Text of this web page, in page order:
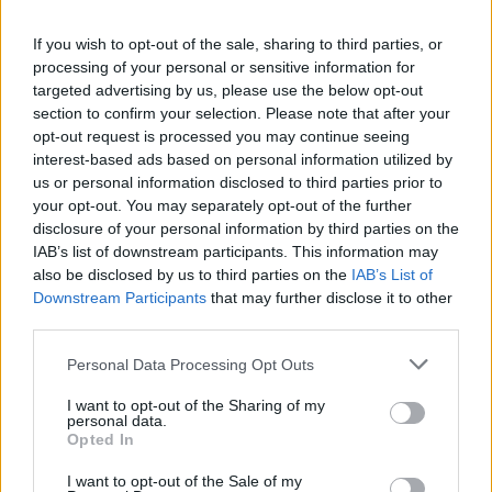
If you wish to opt-out of the sale, sharing to third parties, or
processing of your personal or sensitive information for
targeted advertising by us, please use the below opt-out
section to confirm your selection. Please note that after your
opt-out request is processed you may continue seeing
interest-based ads based on personal information utilized by
us or personal information disclosed to third parties prior to
your opt-out. You may separately opt-out of the further
disclosure of your personal information by third parties on the
IAB’s list of downstream participants. This information may
also be disclosed by us to third parties on the IAB’s List of
Downstream Participants that may further disclose it to other
Personal Data Processing Opt Outs
I want to opt-out of the Sharing of my
personal data.
Opted In
I want to opt-out of the Sale of my
wzmożone napięcie mięśniowe, dwa dni temu
fizjo/osteopata powiedział że wszystko ok i nie
widzi niczego co mogłoby niepokoić. Bardzo
proszę od odp
Reklama: